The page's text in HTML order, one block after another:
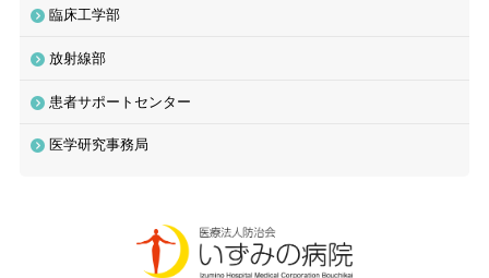
臨床工学部
放射線部
患者サポートセンター
医学研究事務局